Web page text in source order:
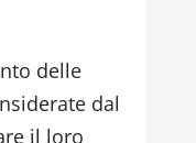
delle
dal
il loro